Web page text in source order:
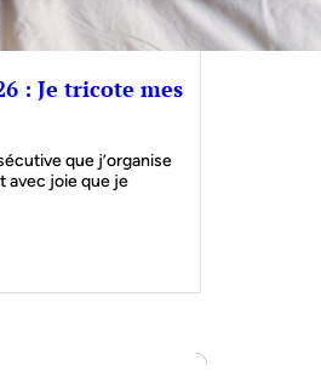
: Je tricote mes
que j’organise
avec joie que je